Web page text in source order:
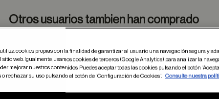
Otros usuarios tambien han comprado
en favoritos
cookies propias con la finalidad de garantizar al usuario una navegación segura y
sitio web. Igualmente, usamos cookies de terceros (Google Analytics) para analizar la
mejorar nuestros contenidos. Puedes aceptar todas las cookies pulsando el botón
rechazar su uso pulsando el botón de “Configuración de Cookies”.
Consulte nuestra